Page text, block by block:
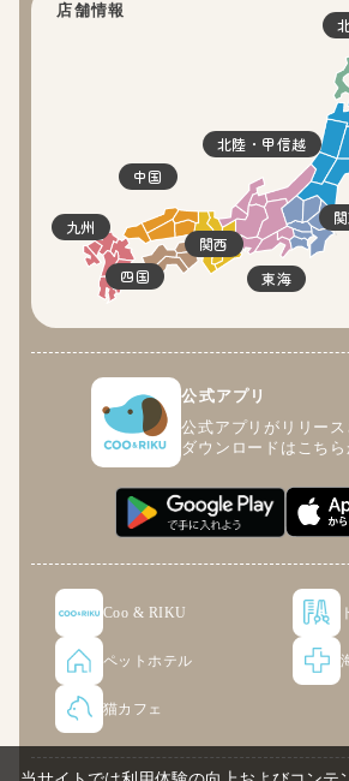
店舗情報
北陸・甲信越
東海
関西
四国
中国
九州
公式アプリ
公式アプリがリリース
ダウンロードはこちら
Coo & RIKU
ペットホテル
猫カフェ